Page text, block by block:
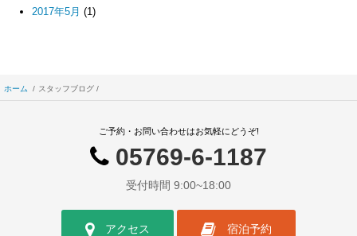
2017年5月 (1)
ホーム スタッフブログ
ご予約・お問い合わせはお気軽にどうぞ!
05769-6-1187
受付時間 9:00~18:00
アクセス 宿泊予約